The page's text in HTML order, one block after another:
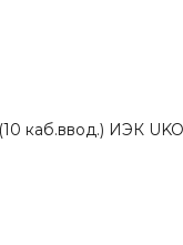
каб.ввод.) ИЭК